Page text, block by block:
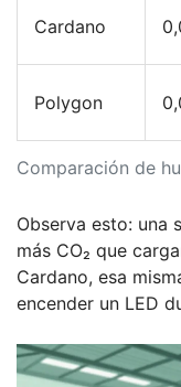
Comparación de
Cardano
Polygon
Observa esto: una
más CO₂ que
Cardano, esa
encender un LED